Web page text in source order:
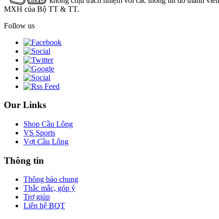
MXH của Bộ TT & TT.
Follow us
Our Links
Shop Cầu Lông
VS Sports
Vợt Cầu Lông
Thông tin
Thông báo chung
Thắc mắc, góp ý
Trợ giúp
Liên hệ BQT